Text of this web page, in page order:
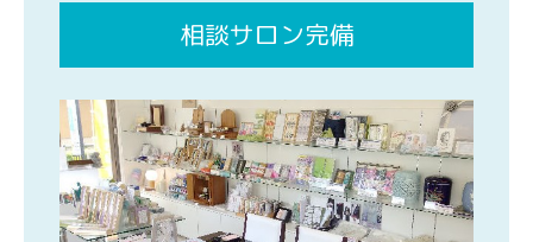
相談サロン完備